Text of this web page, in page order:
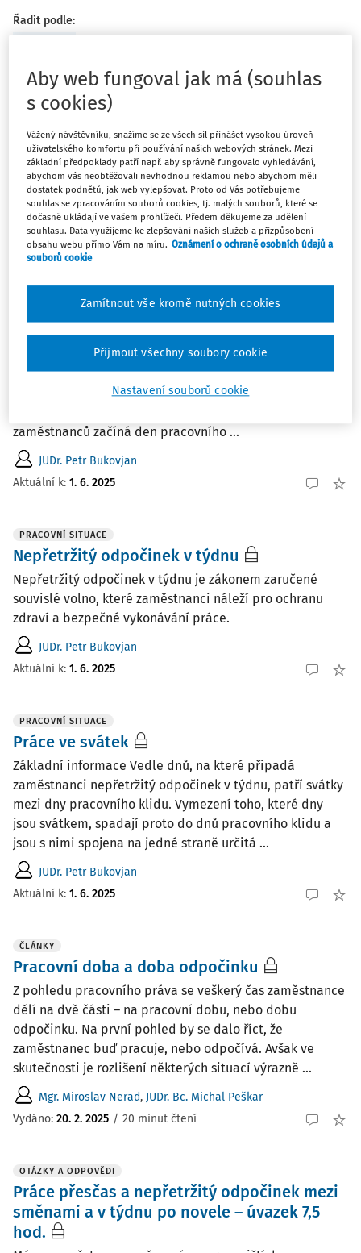
Řadit podle:
PRACOVNÍ SITUACE
Dny pracovního klidu
Velký význam, zejména v oblasti pracovní doby, doby
odpočinku a odměňování, mají dny pracovního klidu a
v té souvislosti skutečnost, zdali v nich zaměstnanec
pracoval, či nikoliv. Za dny pracovního klidu zákoník
práce označuje dny, na které ...
JUDr. Petr Bukovjan
Aktuální k:1. 6. 2025
PRACOVNÍ SITUACE
Den pracovního klidu v noční směně
Specifika zaměstnanců pracujících v nočních směnách se
projevují rovněž ve vztahu k posuzování jejich dnů
pracovního klidu, tj. dnů, na které připadá nepřetržitý
zaměstnanců začíná den pracovního ...
JUDr. Petr Bukovjan
Aktuální k: 1. 6. 2025
PRACOVNÍ SITUACE
Nepřetržitý odpočinek v týdnu
Nepřetržitý odpočinek v týdnu je zákonem zaručené
souvislé volno, které zaměstnanci náleží pro ochranu
zdraví a bezpečné vykonávání práce.
JUDr. Petr Bukovjan
Aktuální k: 1. 6. 2025
PRACOVNÍ SITUACE
Práce ve svátek
Základní informace Vedle dnů, na které připadá
zaměstnanci nepřetržitý odpočinek v týdnu, patří svátky
mezi dny pracovního klidu. Vymezení toho, které dny
jsou svátkem, spadají proto do dnů pracovního klidu a
jsou s nimi spojena na jedné straně určitá ...
JUDr. Petr Bukovjan
Aktuální k: 1. 6. 2025
ČLÁNKY
Pracovní doba a doba odpočinku
Z pohledu pracovního práva se veškerý čas zaměstnance
dělí na dvě části – na pracovní dobu, nebo dobu
odpočinku. Na první pohled by se dalo říct, že
zaměstnanec buď pracuje, nebo odpočívá. Avšak ve
skutečnosti je rozlišení některých situací výrazně ...
Mgr. Miroslav Nerad, JUDr. Bc. Michal Peškar
Vydáno: 20. 2. 2025 / 20 minut čtení
OTÁZKY A ODPOVĚDI
Práce přesčas a nepřetržitý odpočinek mezi
směnami a v týdnu po novele – úvazek 7,5
hod.
Aby web fungoval jak má (souhlas
s cookies)
Vážený návštěvníku, snažíme se ze všech sil přinášet vysokou úroveň
uživatelského komfortu při používání našich webových stránek. Mezi
základní předpoklady patří např. aby správně fungovalo vyhledávání,
abychom vás neobtěžovali nevhodnou reklamou nebo abychom měli
dostatek podnětů, jak web vylepšovat. Proto od Vás potřebujeme
souhlas se zpracováním souborů cookies, tj. malých souborů, které se
dočasně ukládají ve vašem prohlížeči. Předem děkujeme za udělení
souhlasu. Data využijeme ke zlepšování našich služeb a přizpůsobení
obsahu webu přímo Vám na míru. Oznámení o ochraně osobních údajů a
souborů cookie
Nastavení souborů cookie
Zamítnout vše kromě nutných cookies
Přijmout všechny soubory cookie